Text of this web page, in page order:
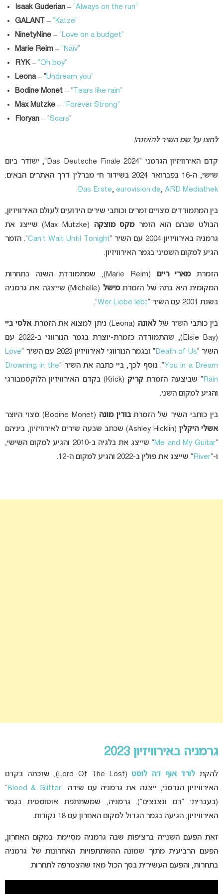
Isaak Guderian – “Always on the run”
GALANT – “Katze”
NinetyNine – “Love on a budget”
Marie Reim – “Naiv”
RYK – “Oh boy”
Leona – “Undream you”
Bodine Monet – “Tears like rain”
Max Mutzke – “Forever Strong”
Floryan – “Scars“
לחצו על שם השיר להאזנה!
קדם האירוויזיון הגרמני “Das Deutsche Finale 2024”, ישודר ביום
שישי, ה-16 בפברואר 2024 בשידור חי מברלין דרך האתרים הבאים:
Das Erste, eurovision.de, ARD Mediathek
.
בין המתמודדים מצויים זמרים וכותבי שירים הידועים לעולם האירוויזיון,
הבולט שבהם הוא הזמרמקס מוצקה
(Max Mutzke) שייצג את
גרמניה באירוויזיון 2004 עם השיר “
Can’t Wait Until Tonight“. הזמר
הגיע למקום השמיני בגמר האירוויזיון.
הזמרתמארי ריים
(Marie Reim), שמתמודדת השנה בתחרות
המקומית היא בתה של הזמרתמישל
(Michelle) שייצגה את גרמניה
בשנת 2001 עם השיר “
Wer Liebe lebt
“.
בין כותבי השיר שללאונה (Leona) ניתן למצוא את הזמרת
אלסי ביי
(
Elsie Bay), שהתמודדה כזמרת-יוצרת בגמר הנורווגי ב-2022 עם
השיר “Death of Us” ובגמר הנורווגי לאירוויזיון 2023 עם השיר “
Love
You in a Dream“. נוסף לכך, ביי כתבה את השיר “Drowning in the
Rain” שביצעה הזמרת קריק
(Krick) בקדם האירוויזיון הלוקסמבורגי
והגיע למקום השני.
בין כותבי השיר של הזמרתבודין מונה (Bodine Monet) מצוי היוצר
אשלי היקלין
(Ashley Hicklin) שכתב שבעה שירים לאירוויזיון, ביניהם
“
Me and My Guitar
” שייצג את בלגיה ב-2010 והגיע למקום השישי,
ו-“River” שייצג את פולין ב-2022 והגיע למקום ה-12.
גרמניה באירוויזיון 2023
להקתלורד אוף דה לוסט
(Lord Of The Lost), שזכתה בקדם
האירוויזיון הגרמני, ייצגה את גרמניה עם שירה “Blood & Glitter
”
(בעברית: “דם ונצנצים”). גרמניה, שמשתתפת אוטומטית בגמר
האירוויזיון, הגיעה בגמר הגדול למקום האחרון עם 18 נקודות.
זאת הפעם השנייה ברציפות שבה גרמניה מסיימת במקום האחרון,
הפעם הרביעית מתוך שמונה ההשתתפויות האחרונות של גרמניה
בתחרות, והפעם העשירית בסך הכול מאז שהצטרפה לתחרות.